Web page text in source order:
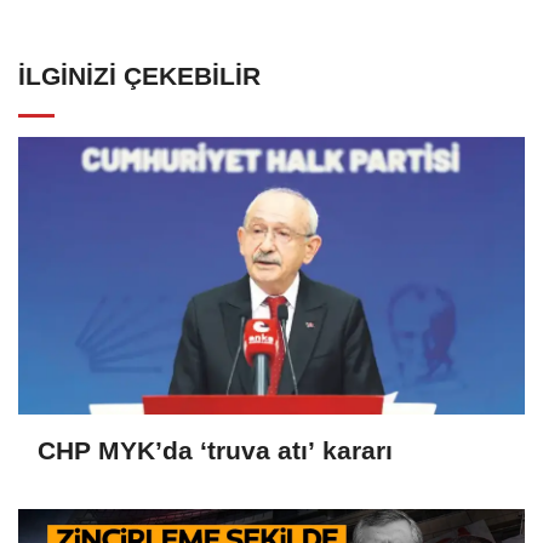
İLGINIZI ÇEKEBILIR
CHP MYK’da ‘truva atı’ kararı